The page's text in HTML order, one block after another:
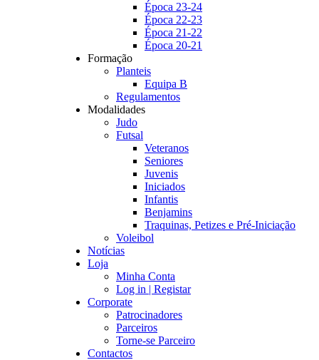
Época 23-24
Época 22-23
Época 21-22
Época 20-21
Formação
Planteis
Equipa B
Regulamentos
Modalidades
Judo
Futsal
Veteranos
Seniores
Juvenis
Iniciados
Infantis
Benjamins
Traquinas, Petizes e Pré-Iniciação
Voleibol
Notícias
Loja
Minha Conta
Log in | Registar
Corporate
Patrocinadores
Parceiros
Torne-se Parceiro
Contactos